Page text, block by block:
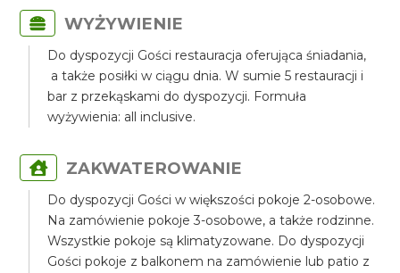
WYŻYWIENIE
Do dyspozycji Gości restauracja oferująca śniadania,
a także posiłki w ciągu dnia. W sumie 5 restauracji i
bar z przekąskami do dyspozycji. Formuła
wyżywienia: all inclusive.
ZAKWATEROWANIE
Do dyspozycji Gości w większości pokoje 2-osobowe.
Na zamówienie pokoje 3-osobowe, a także rodzinne.
Wszystkie pokoje są klimatyzowane. Do dyspozycji
Gości pokoje z balkonem na zamówienie lub patio z